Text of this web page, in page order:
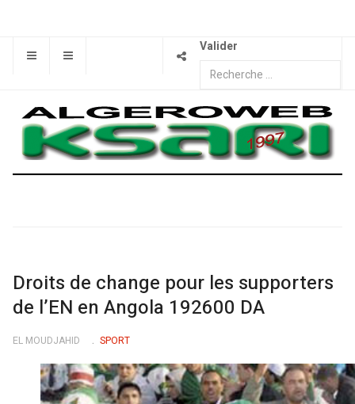
Valider
Droits de change pour les supporters
de l’EN en Angola 192600 DA
EL MOUDJAHID SPORT